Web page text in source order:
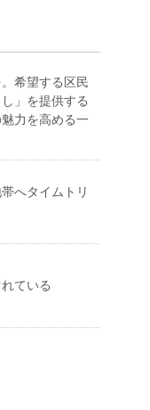
希望する区民
」を提供する
力を高める一
へタイムトリ
ている